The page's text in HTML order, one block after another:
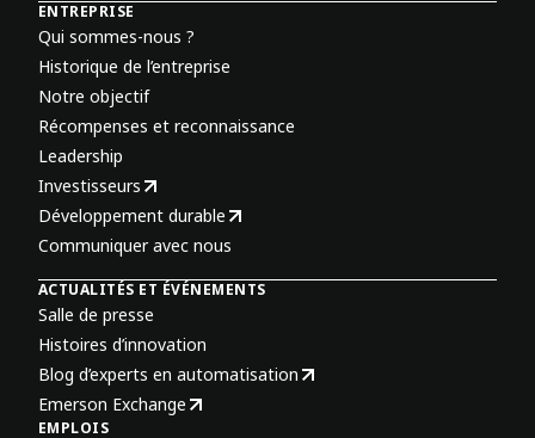
ENTREPRISE
Qui sommes-nous ?
Historique de l’entreprise
Notre objectif
Récompenses et reconnaissance
Leadership
Investisseurs
Développement durable
Communiquer avec nous
ACTUALITÉS ET ÉVÉNEMENTS
Salle de presse
Histoires d’innovation
Blog d’experts en automatisation
Emerson Exchange
EMPLOIS